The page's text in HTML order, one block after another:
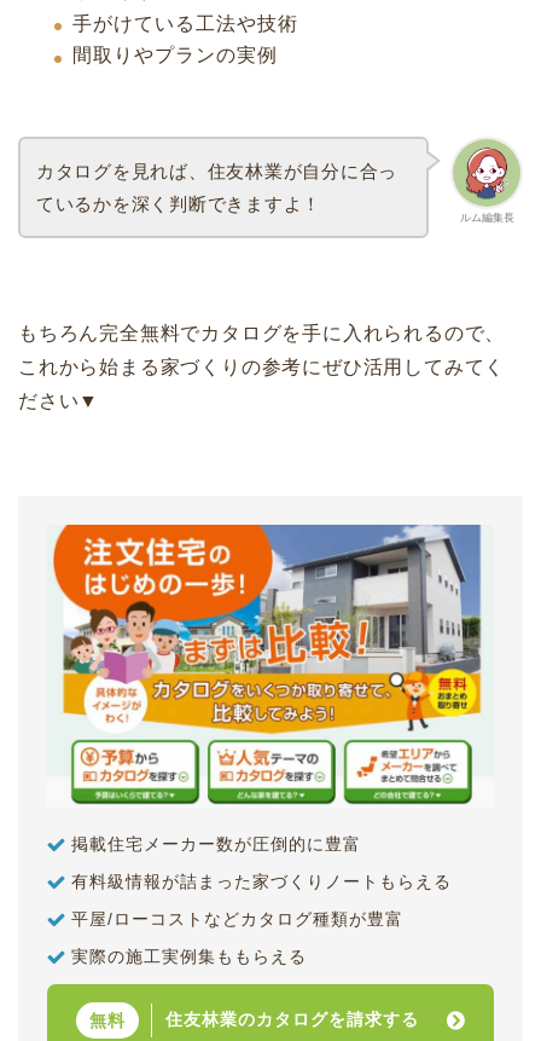
手がけている工法や技術
間取りやプランの実例
ルム編集長
カタログを見れば、住友林業が自分に合っ
ているかを深く判断できますよ！
もちろん完全無料でカタログを手に入れられるので、
これから始まる家づくりの参考にぜひ活用してみてく
ださい▼
掲載住宅メーカー数が圧倒的に豊富
有料級情報が詰まった家づくりノートもらえる
平屋/ローコストなどカタログ種類が豊富
実際の施工実例集ももらえる
無料 住友林業のカタログを請求する